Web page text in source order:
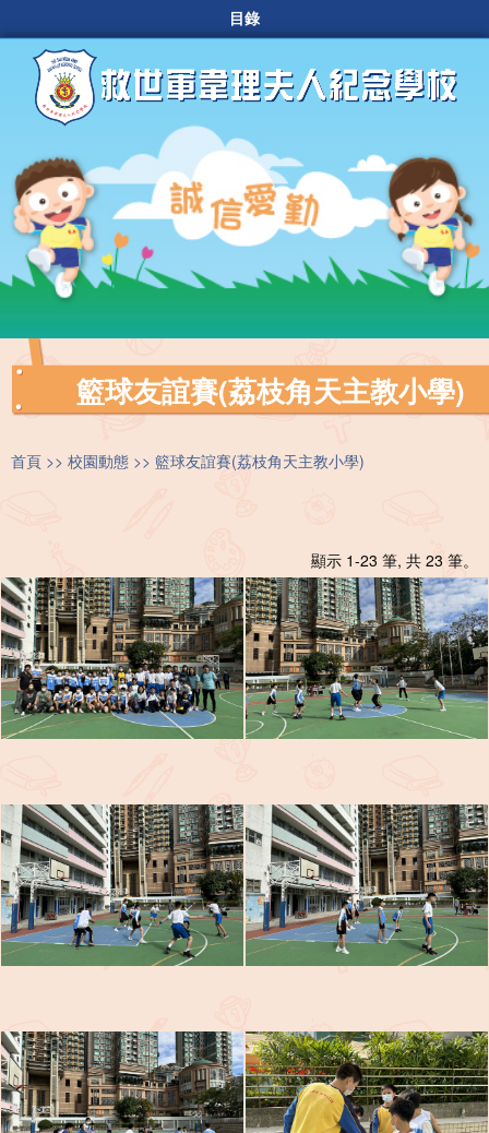
目錄
籃球友誼賽(荔枝角天主教小學)
首頁 校園動態 籃球友誼賽(荔枝角天主教小學)
顯示 1-23 筆, 共 23 筆。